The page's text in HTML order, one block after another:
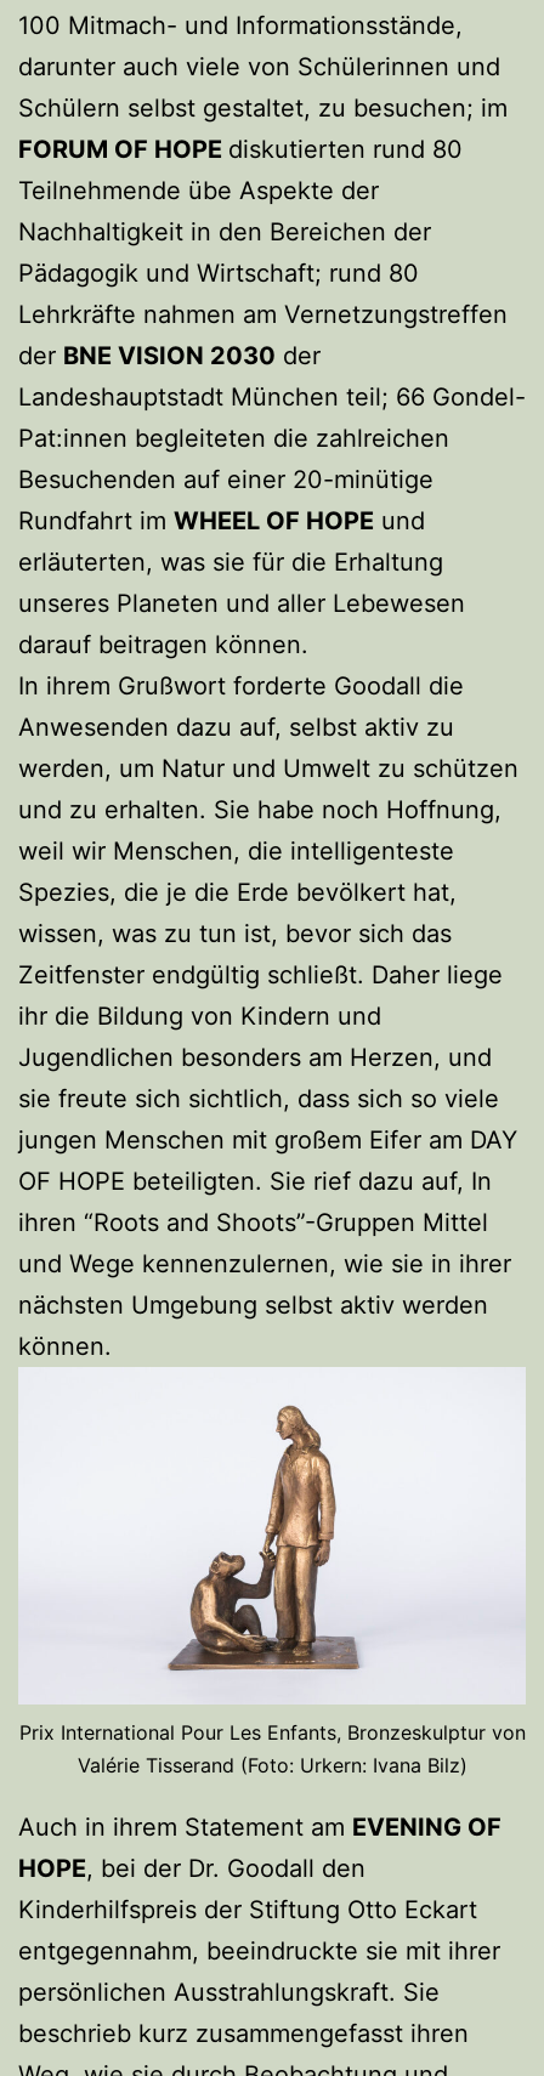
100 Mitmach- und Informationsstände,
darunter auch viele von Schülerinnen und
Schülern selbst gestaltet, zu besuchen; im
FORUM OF HOPE diskutierten rund 80
Teilnehmende übe Aspekte der
Nachhaltigkeit in den Bereichen der
Pädagogik und Wirtschaft; rund 80
Lehrkräfte nahmen am Vernetzungstreffen
der BNE VISION 2030 der
Landeshauptstadt München teil; 66 Gondel-
Pat:innen begleiteten die zahlreichen
Besuchenden auf einer 20-minütige
Rundfahrt im WHEEL OF HOPE und
erläuterten, was sie für die Erhaltung
unseres Planeten und aller Lebewesen
darauf beitragen können.
In ihrem Grußwort forderte Goodall die
Anwesenden dazu auf, selbst aktiv zu
werden, um Natur und Umwelt zu schützen
und zu erhalten. Sie habe noch Hoffnung,
weil wir Menschen, die intelligenteste
Spezies, die je die Erde bevölkert hat,
wissen, was zu tun ist, bevor sich das
Zeitfenster endgültig schließt. Daher liege
ihr die Bildung von Kindern und
Jugendlichen besonders am Herzen, und
sie freute sich sichtlich, dass sich so viele
jungen Menschen mit großem Eifer am DAY
OF HOPE beteiligten. Sie rief dazu auf, In
ihren “Roots and Shoots”-Gruppen Mittel
und Wege kennenzulernen, wie sie in ihrer
nächsten Umgebung selbst aktiv werden
können.
Prix International Pour Les Enfants, Bronzeskulptur von
Valérie Tisserand (Foto: Urkern: Ivana Bilz)
Auch in ihrem Statement am EVENING OF
HOPE, bei der Dr. Goodall den
Kinderhilfspreis der Stiftung Otto Eckart
entgegennahm, beeindruckte sie mit ihrer
persönlichen Ausstrahlungskraft. Sie
beschrieb kurz zusammengefasst ihren